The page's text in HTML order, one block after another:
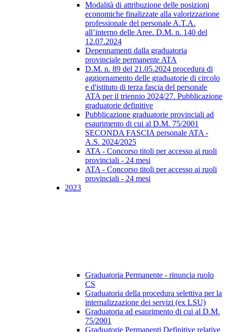
Modalità di attribuzione delle posizioni
economiche finalizzate alla valorizzazione
professionale del personale A.T.A.
all’interno delle Aree. D.M. n. 140 del
12.07.2024
Depennamenti dalla graduatoria
provinciale permanente ATA
D.M. n. 89 del 21.05.2024 procedura di
aggiornamento delle graduatorie di circolo
e d'istituto di terza fascia del personale
ATA per il triennio 2024/27. Pubblicazione
graduatorie definitive
Pubblicazione graduatorie provinciali ad
esaurimento di cui al D.M. 75/2001
SECONDA FASCIA personale ATA -
A.S. 2024/2025
ATA - Concorso titoli per accesso ai ruoli
provinciali - 24 mesi
ATA - Concorso titoli per accesso ai ruoli
provinciali - 24 mesi
2023
Graduatoria Permanente - rinuncia ruolo
CS
Graduatoria della procedura selettiva per la
internalizzazione dei servizi (ex LSU)
Graduatoria ad esaurimento di cui al D.M.
75/2001
Graduatorie Permanenti Definitive relative